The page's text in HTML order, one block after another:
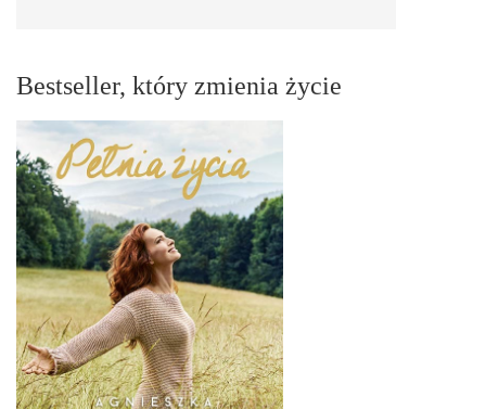
Bestseller, który zmienia życie